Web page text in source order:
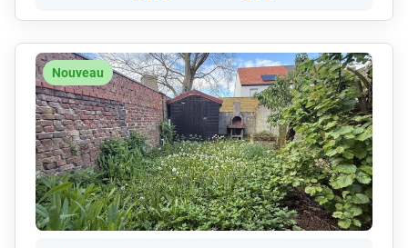
Nouveau